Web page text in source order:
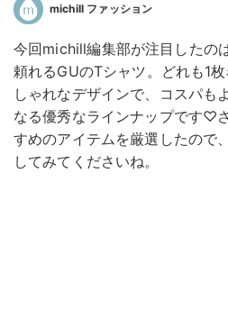
michill ファッション
今回michill編集部が注目したの
頼れるGUのTシャツ。どれも1
しゃれなデザインで、コスパも
なる優秀なラインナップです♡
すめのアイテムを厳選したので
してみてくださいね。